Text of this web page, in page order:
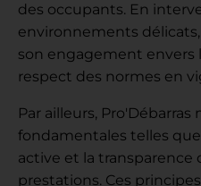
des occupants. En
environnements
son engagement envers
respect des normes en
Par ailleurs,
fondamentales telles
active et la transparence
prestations. Ces